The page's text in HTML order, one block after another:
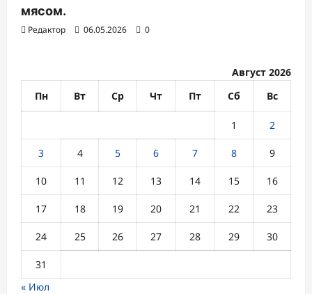
мясом.
Редактор 06.05.2026 0
Август 2026
Пн
Вт Ср Чт Пт Сб Вс
1 2
3 4 5 6 7 8 9
10 11 12 13 14 15 16
17 18 19 20 21 22 23
24 25 26 27 28 29 30
31
« Июл